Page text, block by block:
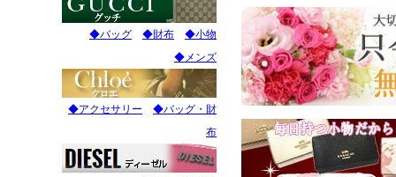
◆バッグ ◆財布
◆小物
◆メンズ
◆アクセサリー
◆バッグ・財
布